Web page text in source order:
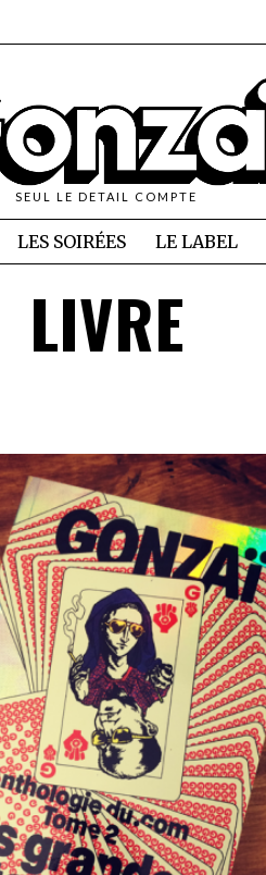
SEUL LE DETAIL COMPTE
LES SOIRÉES LE LABEL
LIVRE